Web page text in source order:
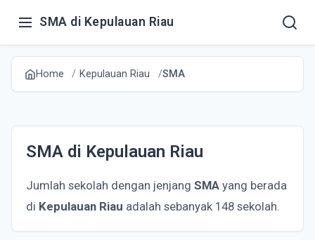
SMA di Kepulauan Riau
Home Kepulauan Riau SMA
SMA di Kepulauan Riau
Jumlah sekolah dengan jenjang SMA yang berada
di Kepulauan Riau adalah sebanyak 148 sekolah.